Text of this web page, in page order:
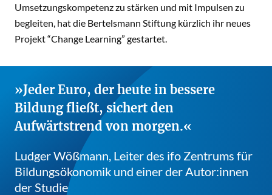
Umsetzungskompetenz zu stärken und mit Impulsen zu
begleiten, hat die Bertelsmann Stiftung kürzlich ihr neues
Projekt “Change Learning” gestartet.
Jeder Euro, der heute in bessere
Bildung fließt, sichert den
Aufwärtstrend von morgen.
Ludger Wößmann, Leiter des ifo Zentrums für
Bildungsökonomik und einer der Autor:innen
der Studie